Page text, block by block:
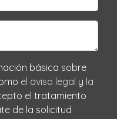
asi como el aviso legal y la
el tratamiento
de la solicitud